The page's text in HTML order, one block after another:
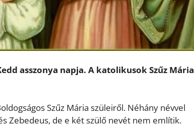
asszonya napja. A katolikusok Szűz Mária
Szűz Mária szüleiről. Néhány névvel
Zebedeus, de e két szülő nevét nem említik.